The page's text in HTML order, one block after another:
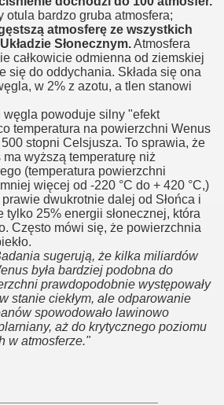
otula bardzo gruba atmosfera;
atmosferę ze wszystkich
Słonecznym.Atmosfera
całkowicie odmienna od ziemskiej
się do oddychania. Składa się ona
w 2% z azotu, a tlen stanowi
powoduje silny "efekt
temperatura na powierzchni Wenus
stopni Celsjusza. To sprawia, że
wyższą temperaturę niż
(temperatura powierzchni
więcej od -220 °C do + 420 °C,)
dwukrotnie dalej od Słońca i
tylko 25% energii słonecznej, która
Często mówi się, że powierzchnia
sugerują, że kilka miliardów
była bardziej podobna do
prawdopodobnie występowały
stanie ciekłym, ale odparowanie
spowodowało lawinowo
aż do krytycznego poziomu
w atmosferze."